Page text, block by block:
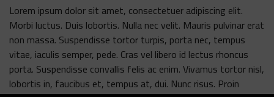
Lorem ipsum dolor sit amet, consectetuer adipiscing elit.
Morbi luctus. Duis lobortis. Nulla nec velit. Mauris pulvinar erat
non massa. Suspendisse tortor turpis, porta nec, tempus
vitae, iaculis semper, pede. Cras vel libero id lectus rhoncus
porta. Suspendisse convallis felis ac enim. Vivamus tortor nisl,
lobortis in, faucibus et, tempus at, dui. Nunc risus. Proin
scelerisque augue. Nam ullamcorper. Phasellus id massa.